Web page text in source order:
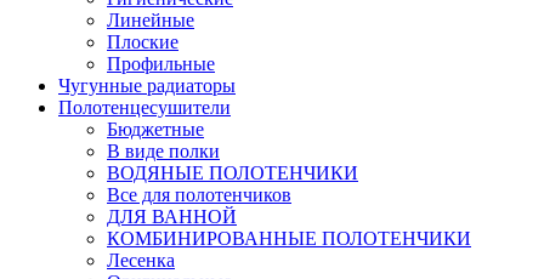
Линейные
Плоские
Профильные
Чугунные радиаторы
Полотенцесушители
Бюджетные
В виде полки
ВОДЯНЫЕ ПОЛОТЕНЧИКИ
Все для полотенчиков
ДЛЯ ВАННОЙ
КОМБИНИРОВАННЫЕ ПОЛОТЕНЧИКИ
Лесенка